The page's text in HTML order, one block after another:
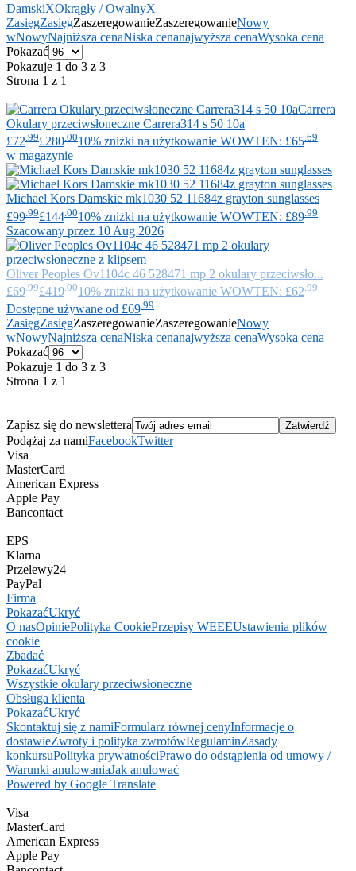
DamskiXOkrągły / OwalnyX
ZasięgZasięgZaszeregowanieZaszeregowanieNowy
wNowyNajniższa cenaNiska cenanajwyższa cenaWysoka cena
Pokazać
Pokazuje 1 do 3 z 3
Strona 1 z 1
Carrera
Okulary przeciwsłoneczne Carrera314 s 50 10a
£72 .99£280 .0010% zniżki na użytkowanie WOWTEN: £65 .69
w magazynie
Michael Kors Damskie mk1030 52 11684z grayton sunglasses
£99 .99£144 .0010% zniżki na użytkowanie WOWTEN: £89 .99
Szacowany przez 10 Aug 2026
Oliver Peoples Ov1104c 46 528471 mp 2 okulary przeciwsło...
£69 .99£419 .0010% zniżki na użytkowanie WOWTEN: £62 .99
Dostępne używane od £69 .99
ZasięgZasięgZaszeregowanieZaszeregowanieNowy
wNowyNajniższa cenaNiska cenanajwyższa cenaWysoka cena
Pokazać
Pokazuje 1 do 3 z 3
Strona 1 z 1
Zapisz się do newslettera
Podążaj za namiFacebookTwitter
Visa
MasterCard
American Express
Apple Pay
Bancontact
EPS
Klarna
Przelewy24
PayPal
Firma
PokazaćUkryć
O nasOpiniePolityka CookiePrzepisy WEEEUstawienia plików
cookie
Zbadać
PokazaćUkryć
Wszystkie okulary przeciwsłoneczne
Obsługa klienta
PokazaćUkryć
Skontaktuj się z namiFormularz równej cenyInformacje o
dostawieZwroty i polityka zwrotówRegulaminZasady
konkursuPolityka prywatnościPrawo do odstąpienia od umowy /
Warunki anulowaniaJak anulować
Powered by Google Translate
Visa
MasterCard
American Express
Apple Pay